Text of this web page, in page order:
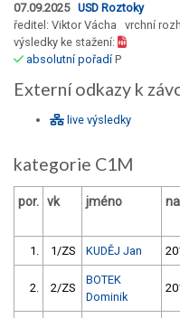
07.09.2025 USD Roztoky
ředitel: Viktor Vácha vrchní
výsledky ke stažení:
absolutní pořadíP
Externí odkazy k
live výsledky
kategorie C1M
por. vk jméno
1. 1/ZS KUDĚJ Jan
2. 2/ZS
BOTEK
Dominik